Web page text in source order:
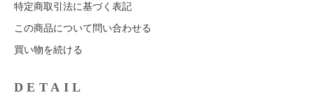
特定商取引法に基づく表記
この商品について問い合わせる
買い物を続ける
DETAIL